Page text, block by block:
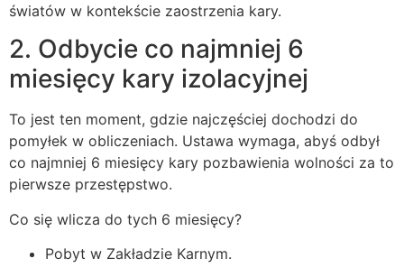
światów w kontekście zaostrzenia kary.
2. Odbycie co najmniej 6
miesięcy kary izolacyjnej
To jest ten moment, gdzie najczęściej dochodzi do
pomyłek w obliczeniach. Ustawa wymaga, abyś odbył
co najmniej 6 miesięcy kary pozbawienia wolności za to
pierwsze przestępstwo.
Co się wlicza do tych 6 miesięcy?
Pobyt w Zakładzie Karnym.